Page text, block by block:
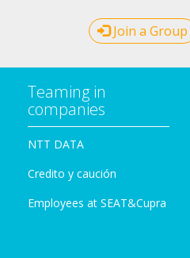
Join a Group
Teaming in
companies
NTT DATA
Credito y caución
Employees at SEAT&Cupra